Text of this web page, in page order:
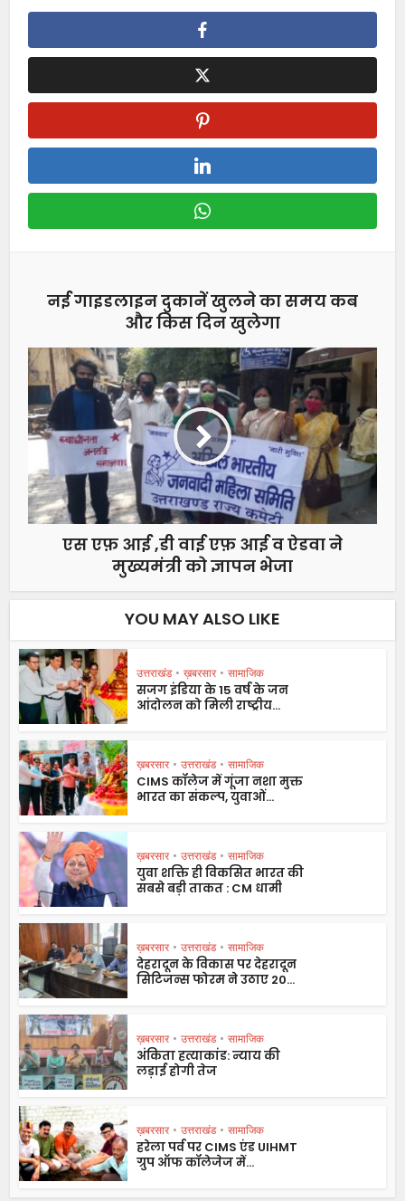
नई गाइडलाइन दुकानें खुलने का समय कब
और किस दिन खुलेगा
एस एफ़ आई ,डी वाई एफ़ आई व ऐडवा ने
मुख्यमंत्री को ज्ञापन भेजा
YOU MAY ALSO LIKE
उत्तराखंड • ख़बरसार • सामाजिक
सजग इंडिया के 15 वर्ष के जन
आंदोलन को मिली राष्ट्रीय...
ख़बरसार • उत्तराखंड • सामाजिक
CIMS कॉलेज में गूंजा नशा मुक्त
भारत का संकल्प, युवाओं...
ख़बरसार • उत्तराखंड • सामाजिक
युवा शक्ति ही विकसित भारत की
सबसे बड़ी ताकत : CM धामी
ख़बरसार • उत्तराखंड • सामाजिक
देहरादून के विकास पर देहरादून
सिटिजन्स फोरम ने उठाए 20...
ख़बरसार • उत्तराखंड • सामाजिक
अंकिता हत्याकांड: न्याय की
लड़ाई होगी तेज
ख़बरसार • उत्तराखंड • सामाजिक
हरेला पर्व पर CIMS एंड UIHMT
ग्रुप ऑफ कॉलेजेज में...